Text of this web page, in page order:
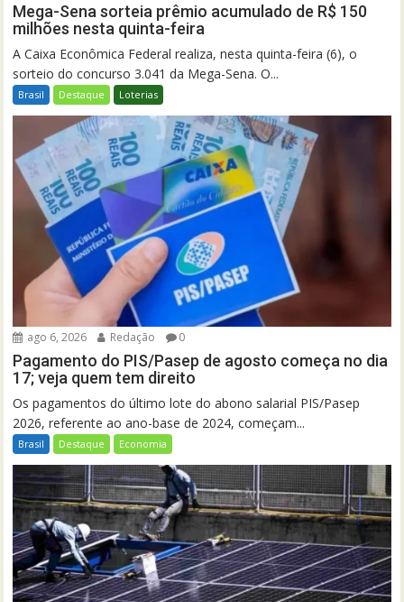
Mega-Sena sorteia prêmio acumulado de R$ 150
milhões nesta quinta-feira
A Caixa Econômica Federal realiza, nesta quinta-feira (6), o
sorteio do concurso 3.041 da Mega-Sena. O...
Brasil Destaque Loterias
ago 6, 2026 Redação 0
Pagamento do PIS/Pasep de agosto começa no dia
17; veja quem tem direito
Os pagamentos do último lote do abono salarial PIS/Pasep
2026, referente ao ano-base de 2024, começam...
Brasil Destaque Economia